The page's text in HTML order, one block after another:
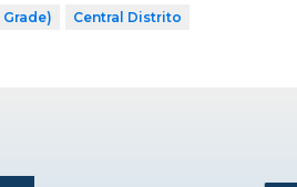
Central Distrito